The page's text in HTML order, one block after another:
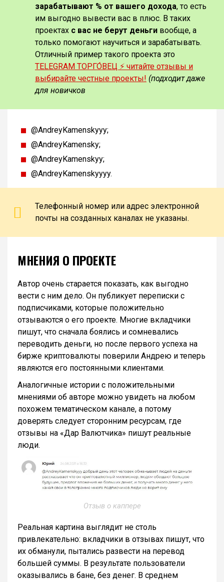
зарабатывают % от вашего дохода, то есть
им выгодно вывести вас в плюс. В таких
проектах с вас не берут деньги вообще, а
только помогают научиться и зарабатывать.
Отличный пример такого проекта это
TELEGRAM ТОРГО́ВЕЦ ⚡️ читайте отзывы и
выбирайте честные проекты! (подходит даже
для новичков
@AndreyKamenskyyy;
@AndreyKamensky;
@AndreyKamenskyy;
@AndreyKamenskyyyy.
Телефонный номер или адрес электронной
почты на созданных каналах не указаны.
МНЕНИЯ О ПРОЕКТЕ
Автор очень старается показать, как выгодно
вести с ним дело. Он публикует переписки с
подписчиками, которые положительно
отзываются о его проекте. Многие вкладчики
пишут, что сначала боялись и сомневались
переводить деньги, но после первого успеха на
бирже криптовалюты поверили Андрею и теперь
являются его постоянными клиентами.
Аналогичные истории с положительными
мнениями об авторе можно увидеть на любом
похожем тематическом канале, а потому
доверять следует сторонним ресурсам, где
отзывы на «Дар Валютчика» пишут реальные
люди.
Отзыв о каппере
Реальная картина выглядит не столь
привлекательно: вкладчики в отзывах пишут, что
их обманули, пытались развести на перевод
большей суммы. В результате пользователи
оказывались в бане, без денег. В среднем